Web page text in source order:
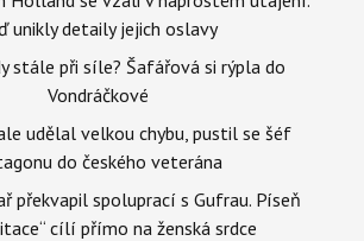
unikly detaily jejich oslavy
stále při síle? Šafářová si rýpla do
Vondráčkové
udělal velkou chybu, pustil se šéf
do českého veterána
překvapil spoluprací s Gufrau. Píseň
cílí přímo na ženská srdce